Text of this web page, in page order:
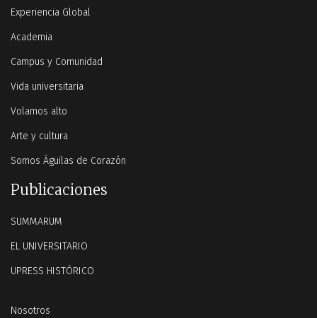
Experiencia Global
Academia
Campus y Comunidad
Vida universitaria
Volamos alto
Arte y cultura
Somos Águilas de Corazón
Publicaciones
SUMMARUM
EL UNIVERSITARIO
UPRESS HISTÓRICO
Nosotros